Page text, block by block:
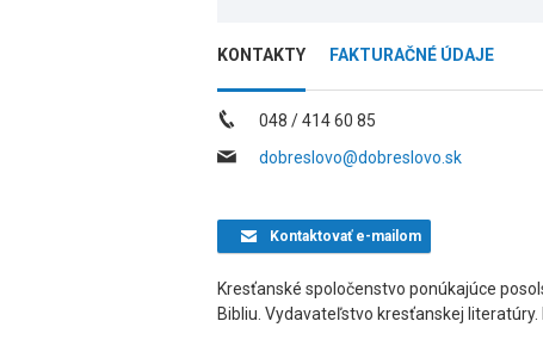
KONTAKTY FAKTURAČNÉ ÚDAJE
048 / 414 60 85
dobreslovo@dobreslovo.sk
Kontaktovaťe-mailom
Kresťanské spoločenstvo ponúkajúce
Bibliu. Vydavateľstvo kresťanskej